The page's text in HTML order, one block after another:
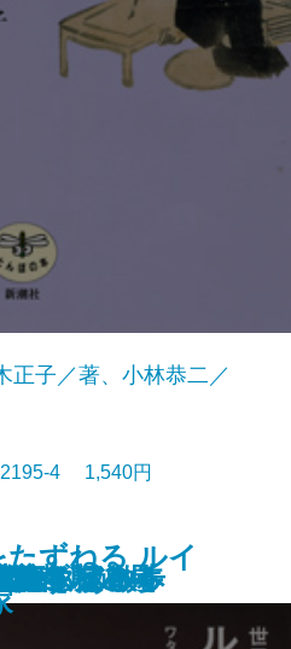
斎
」
京都
たずねる―
礼
人」
正子／著、小林恭二／
4 1,540円
ずねる ルイ
台所道具
軽
道
ラダイス
ー・アルキ
院を極める
ぶらぁ散歩
白